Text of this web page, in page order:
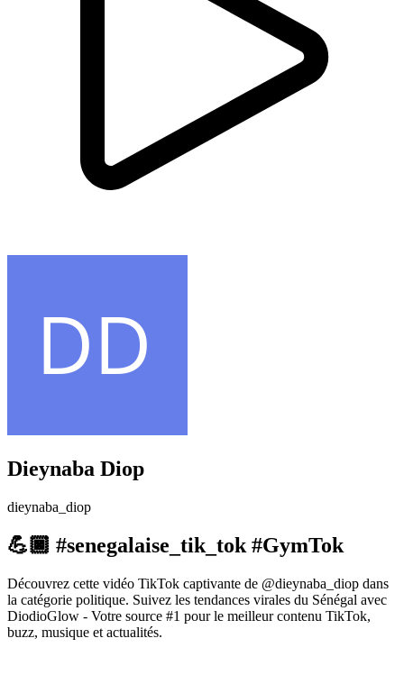
Dieynaba Diop
dieynaba_diop
💪🏿 #senegalaise_tik_tok #GymTok
Découvrez cette vidéo TikTok captivante de @dieynaba_diop dans
la catégorie politique. Suivez les tendances virales du Sénégal avec
DiodioGlow - Votre source #1 pour le meilleur contenu TikTok,
buzz, musique et actualités.